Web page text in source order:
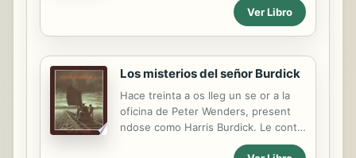
busca de algo interesante que hacer
y pensaron que podian intentar con
simple tablero, que se precipitarian
an a la aventura mas increible de su
vida. Cual es el limite entre la
realidad y la fantasia cuando
jugamos? Descubre las reglas con el
Ver Libro
Los misterios del señor Burdick
Hace treinta a os lleg un se or a la
oficina de Peter Wenders, present
ndose como Harris Burdick. Le cont
que hab a escrito catorce cuentos y